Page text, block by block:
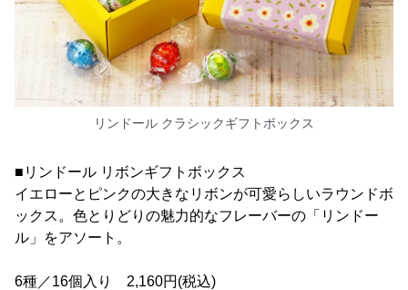
リンドール クラシックギフトボックス
■リンドール リボンギフトボックス
イエローとピンクの大きなリボンが可愛らしいラウンドボ
ックス。色とりどりの魅力的なフレーバーの「リンドー
ル」をアソート。
6種／16個入り 2,160円(税込)